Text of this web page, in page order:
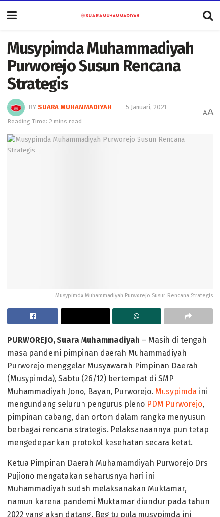
Musypimda Muhammadiyah
Purworejo Susun Rencana
Strategis
BY SUARA MUHAMMADIYAH
5 Januari, 2021
Reading Time: 2 mins read
AA
Musypimda Muhammadiyah Purworejo Susun Rencana Strategis
PURWOREJO, Suara Muhammadiyah – Masih di tengah
masa pandemi pimpinan daerah Muhammadiyah
Purworejo menggelar Musyawarah Pimpinan Daerah
(Musypimda), Sabtu (26/12) bertempat di SMP
Muhammadiyah Jono, Bayan, Purworejo. Musypimda ini
mengundang seluruh pengurus pleno PDM Purworejo,
pimpinan cabang, dan ortom dalam rangka menyusun
berbagai rencana strategis. Pelaksanaannya pun tetap
mengedepankan protokol kesehatan secara ketat.
Ketua Pimpinan Daerah Muhamamdiyah Purworejo Drs
Pujiono mengatakan seharusnya hari ini
Muhammadiyah sudah melaksanakan Muktamar,
namun karena pandemi Muktamar diundur pada tahun
2022 yang akan datang. Begitu pula musypimda ini